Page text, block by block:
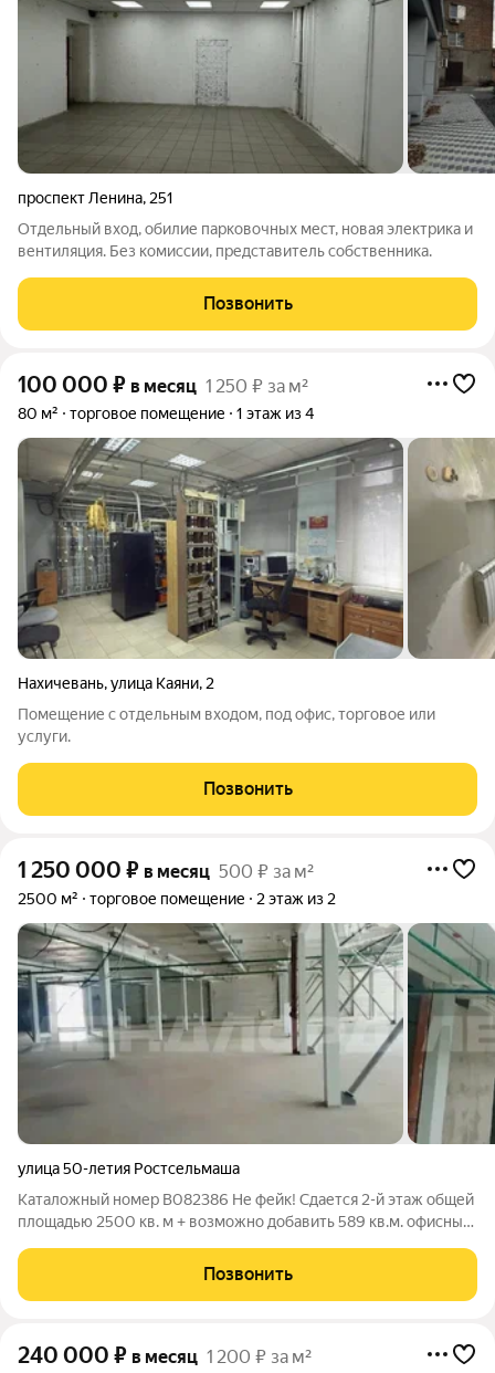
проспект Ленина, 251
Отдельный вход, обилие парковочных мест, новая электрика и
вентиляция. Без комиссии, представитель собственника.
Позвонить
100 000 ₽ в месяц 1 250 ₽ за м²
80 м² торговое помещение 1 этаж из 4
Нахичевань,улица Каяни, 2
Помещение с отдельным входом, под офис, торговое или
услуги.
Позвонить
1 250 000 ₽ в месяц 500 ₽ за м²
2500 м² торговое помещение 2 этаж из 2
улица 50-летия Ростсельмаша
Каталожный номер B082386 Не фейк! Сдается 2-й этаж общей
площадью 2500 кв. м + возможно добавить 589 кв.м. офисных
расположены на 3-м этаже) - отдельный вход, предусмотрен
запасной выход, своя зона
Позвонить
240 000 ₽ в месяц 1 200 ₽ за м²